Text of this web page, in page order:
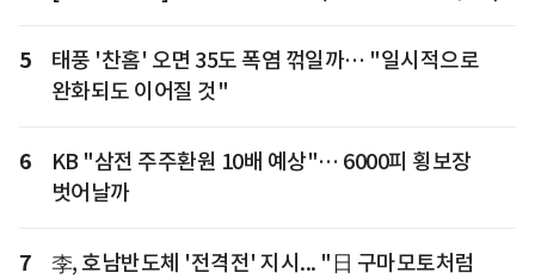
5
태풍 '찬홈' 오면 35도 폭염 꺾일까… "일시적으로
완화되도 이어질 것"
6
KB "삼전 주주환원 10배 예상"… 6000피 횡보장
벗어날까
7
李, 호남반도체 '전격전' 지시... "日 구마모토처럼